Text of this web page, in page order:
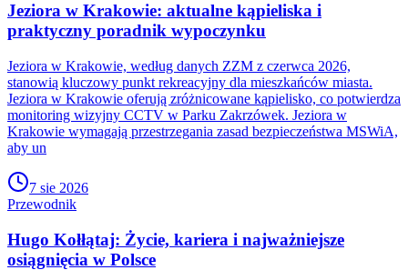
Jeziora w Krakowie: aktualne kąpieliska i
praktyczny poradnik wypoczynku
Jeziora w Krakowie, według danych ZZM z czerwca 2026,
stanowią kluczowy punkt rekreacyjny dla mieszkańców miasta.
Jeziora w Krakowie oferują zróżnicowane kąpielisko, co potwierdza
monitoring wizyjny CCTV w Parku Zakrzówek. Jeziora w
Krakowie wymagają przestrzegania zasad bezpieczeństwa MSWiA,
aby un
7 sie 2026
Przewodnik
Hugo Kołłątaj: Życie, kariera i najważniejsze
osiągnięcia w Polsce